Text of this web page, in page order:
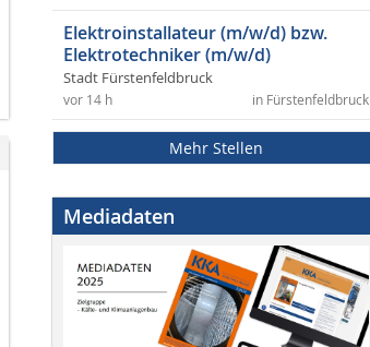
Elektroinstallateur (m/w/d) bzw.
Elektrotechniker (m/w/d)
Stadt Fürstenfeldbruck
in Fürstenfeldbruck
vor 14 h
Mehr Stellen
Mediadaten